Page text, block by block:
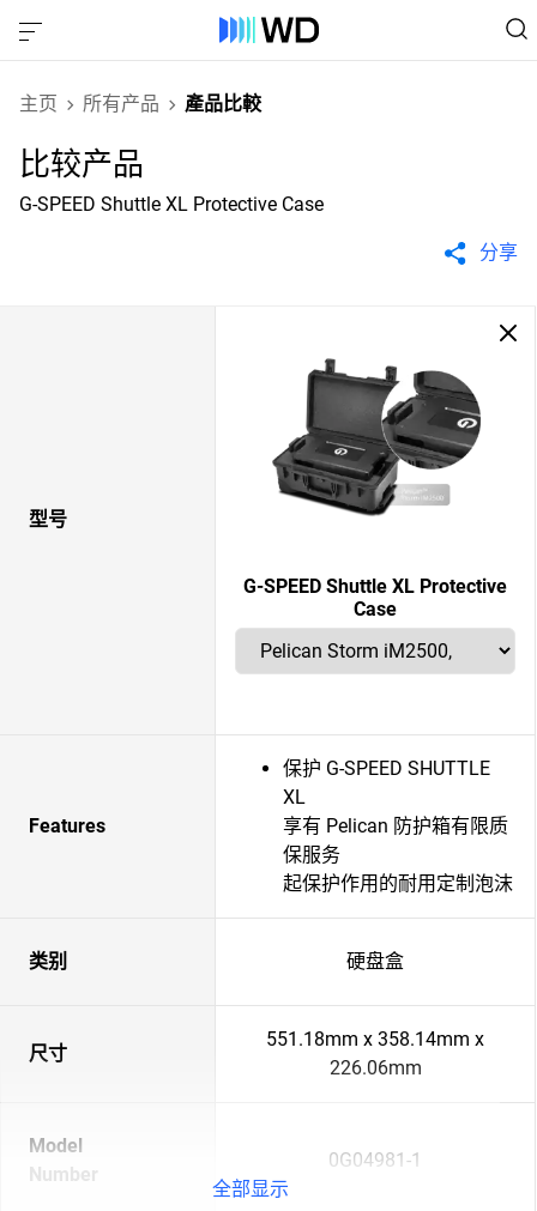
主页 所有产品 產品比較
比较产品
G-SPEED Shuttle XL Protective Case
分享
型号
G-SPEED Shuttle XL Protective
Case
Features
保护 G-SPEED SHUTTLE
XL
享有 Pelican 防护箱有限质
保服务
起保护作用的耐用定制泡沫
类别 硬盘盒
尺寸
551.18mm x 358.14mm x
226.06mm
Model
Number
0G04981-1
全部显示